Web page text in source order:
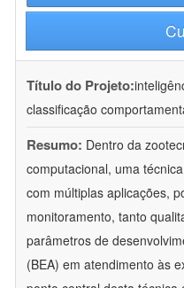
Título do Projeto:
classificação
Resumo: Dentro da
computacional, uma
com múltiplas aplicações,
monitoramento, tanto
parâmetros de
(BEA) em atendimento às